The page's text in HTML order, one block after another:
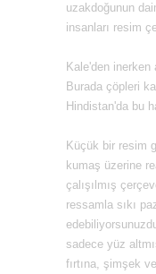
uzakdoğunun
insanları resim
Kale'den
Burada çöpleri
Hindistan'da bu
Küçük bir resim
kumaş üzerine
çalışılmış
ressamla sıkı
sadece yüz
fırtına, şimşek